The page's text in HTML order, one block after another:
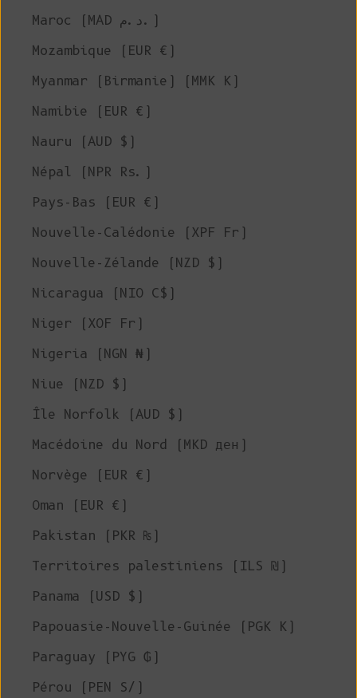
Maroc (MAD د.م.)
Mozambique (EUR €)
Myanmar (Birmanie) (MMK K)
Namibie (EUR €)
Nauru (AUD $)
Népal (NPR Rs.)
Pays-Bas (EUR €)
Nouvelle-Calédonie (XPF Fr)
Nouvelle-Zélande (NZD $)
Nicaragua (NIO C$)
Niger (XOF Fr)
Nigeria (NGN ₦)
Niue (NZD $)
Île Norfolk (AUD $)
Macédoine du Nord (MKD ден)
Norvège (EUR €)
Oman (EUR €)
Pakistan (PKR ₨)
Territoires palestiniens (ILS ₪)
Panama (USD $)
Papouasie-Nouvelle-Guinée (PGK K)
Paraguay (PYG ₲)
Pérou (PEN S/)